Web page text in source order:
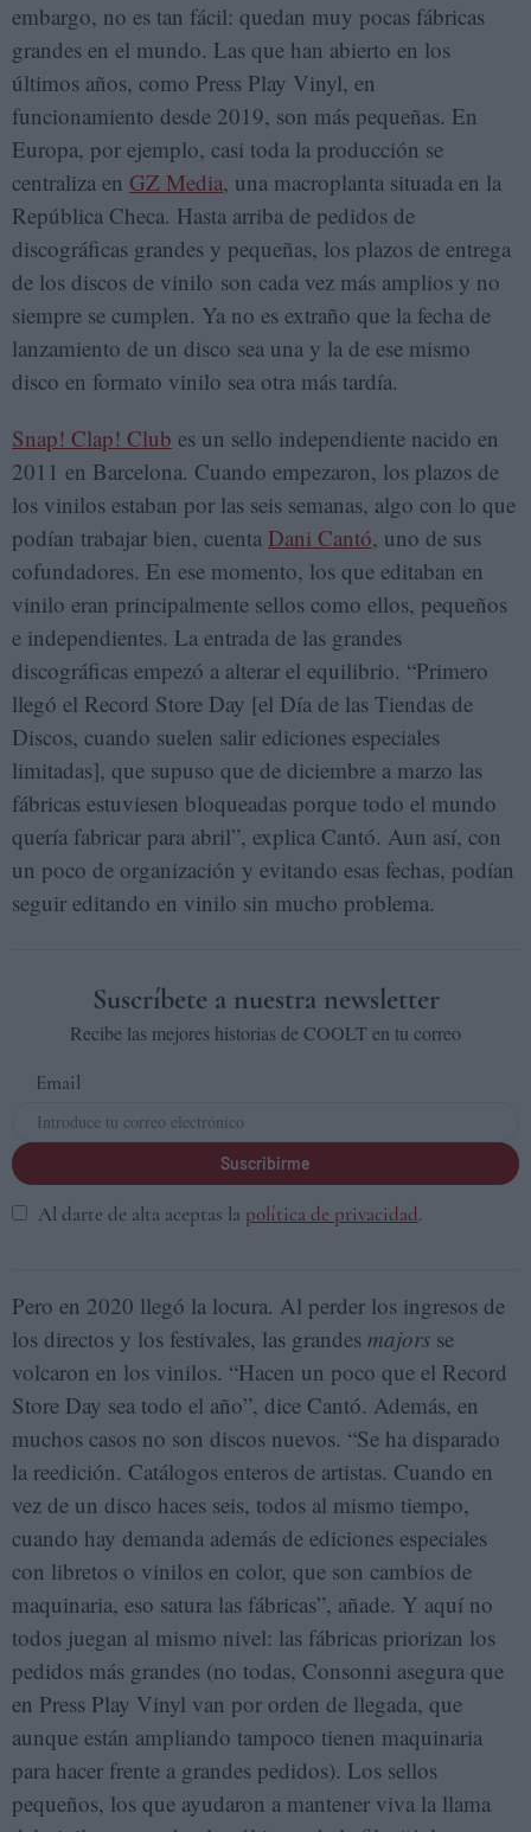
embargo, no es tan fácil: quedan muy pocas fábricas
grandes en el mundo. Las que han abierto en los
últimos años, como Press Play Vinyl, en
funcionamiento desde 2019, son más pequeñas. En
Europa, por ejemplo, casi toda la producción se
centraliza en GZ Media, una macroplanta situada en la
República Checa. Hasta arriba de pedidos de
discográficas grandes y pequeñas, los plazos de entrega
de los discos de vinilo son cada vez más amplios y no
siempre se cumplen. Ya no es extraño que la fecha de
lanzamiento de un disco sea una y la de ese mismo
disco en formato vinilo sea otra más tardía.
Snap! Clap! Club es un sello independiente nacido en
2011 en Barcelona. Cuando empezaron, los plazos de
los vinilos estaban por las seis semanas, algo con lo que
podían trabajar bien, cuenta Dani Cantó, uno de sus
cofundadores. En ese momento, los que editaban en
vinilo eran principalmente sellos como ellos, pequeños
e independientes. La entrada de las grandes
discográficas empezó a alterar el equilibrio. “Primero
llegó el Record Store Day [el Día de las Tiendas de
Discos, cuando suelen salir ediciones especiales
limitadas], que supuso que de diciembre a marzo las
fábricas estuviesen bloqueadas porque todo el mundo
quería fabricar para abril”, explica Cantó. Aun así, con
un poco de organización y evitando esas fechas, podían
seguir editando en vinilo sin mucho problema.
Suscríbete a nuestra newsletter
Recibe las mejores historias de COOLT en tu correo
Email
Suscribirme
Al darte de alta aceptas la política de privacidad.
Pero en 2020 llegó la locura. Al perder los ingresos de
los directos y los festivales, las grandes majors se
volcaron en los vinilos. “Hacen un poco que el Record
Store Day sea todo el año”, dice Cantó. Además, en
muchos casos no son discos nuevos. “Se ha disparado
la reedición. Catálogos enteros de artistas. Cuando en
vez de un disco haces seis, todos al mismo tiempo,
cuando hay demanda además de ediciones especiales
con libretos o vinilos en color, que son cambios de
maquinaria, eso satura las fábricas”, añade. Y aquí no
todos juegan al mismo nivel: las fábricas priorizan los
pedidos más grandes (no todas, Consonni asegura que
en Press Play Vinyl van por orden de llegada, que
aunque están ampliando tampoco tienen maquinaria
para hacer frente a grandes pedidos). Los sellos
pequeños, los que ayudaron a mantener viva la llama